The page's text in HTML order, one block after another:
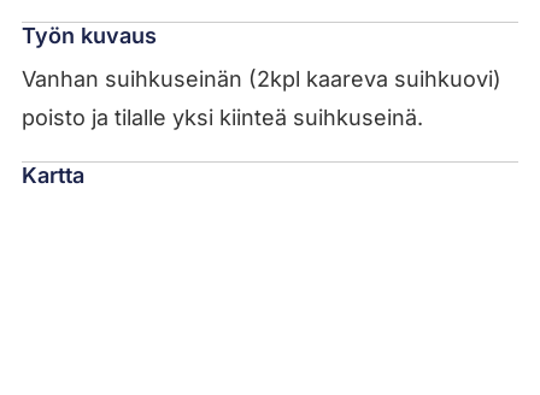
Työn kuvaus
Vanhan suihkuseinän (2kpl kaareva suihkuovi)
poisto ja tilalle yksi kiinteä suihkuseinä.
Kartta